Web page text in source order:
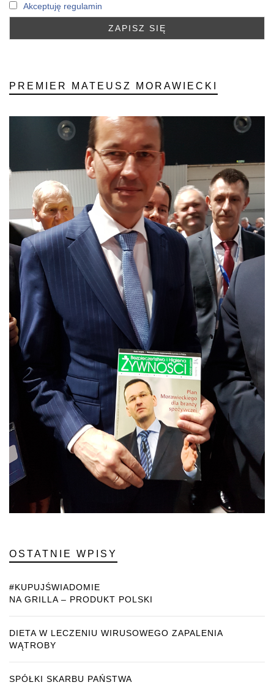
Akceptuję regulamin
PREMIER MATEUSZ MORAWIECKI
OSTATNIE WPISY
#KUPUJŚWIADOMIE
NA GRILLA – PRODUKT POLSKI
DIETA W LECZENIU WIRUSOWEGO ZAPALENIA
WĄTROBY
SPÓŁKI SKARBU PAŃSTWA